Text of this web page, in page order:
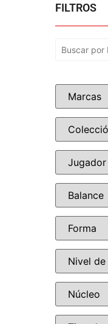
FILTROS